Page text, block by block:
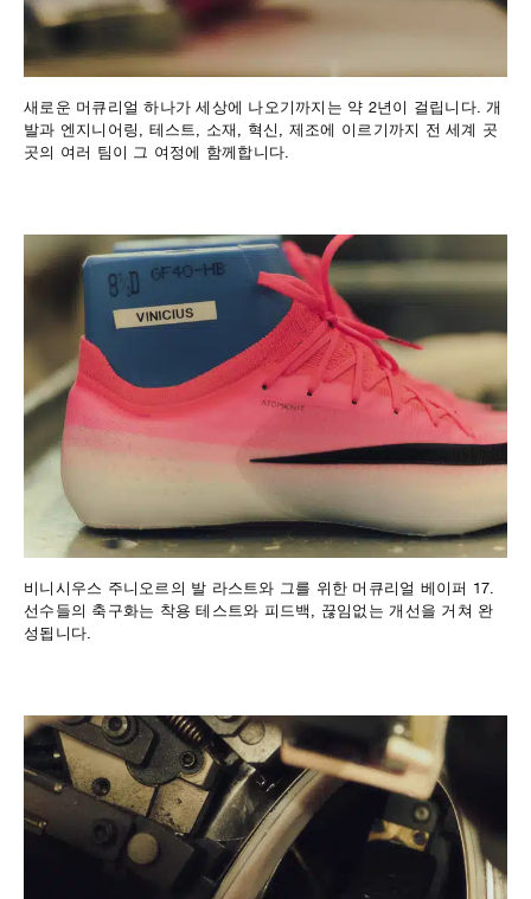
새로운 머큐리얼 하나가 세상에 나오기까지는 약 2년이 걸립니다. 개
발과 엔지니어링, 테스트, 소재, 혁신, 제조에 이르기까지 전 세계 곳
곳의 여러 팀이 그 여정에 함께합니다.
비니시우스 주니오르의 발 라스트와 그를 위한 머큐리얼 베이퍼 17.
선수들의 축구화는 착용 테스트와 피드백, 끊임없는 개선을 거쳐 완
성됩니다.